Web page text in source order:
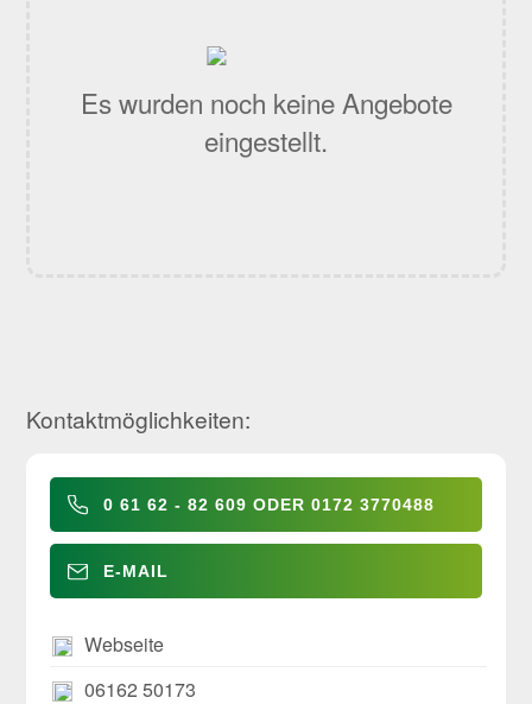
Es wurden noch keine Angebote
eingestellt.
Kontaktmöglichkeiten:
0 61 62 - 82 609 ODER 0172 3770488
E-MAIL
Webseite
06162 50173